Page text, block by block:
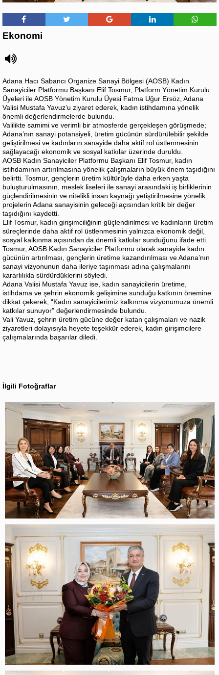
Ekonomi
Adana Hacı Sabancı Organize Sanayi Bölgesi (AOSB) Kadın
Sanayiciler Platformu Başkanı Elif Tosmur, Platform Yönetim Kurulu
Üyeleri ile AOSB Yönetim Kurulu Üyesi Fatma Uğur Ersöz, Adana
Valisi Mustafa Yavuz’u ziyaret ederek, kadın istihdamına yönelik
önemli değerlendirmelerde bulundu.
Valilikte samimi ve verimli bir atmosferde gerçekleşen görüşmede;
Adana’nın sanayi potansiyeli, üretim gücünün sürdürülebilir şekilde
geliştirilmesi ve kadınların sanayide daha aktif rol üstlenmesinin
sağlayacağı ekonomik ve sosyal katkılar üzerinde duruldu.
AOSB Kadın Sanayiciler Platformu Başkanı Elif Tosmur, kadın
istihdamının artırılmasına yönelik çalışmaların büyük önem taşıdığını
belirtti. Tosmur, gençlerin üretim kültürüyle daha erken yaşta
buluşturulmasının, meslek liseleri ile sanayi arasındaki iş birliklerinin
güçlendirilmesinin ve nitelikli insan kaynağı yetiştirilmesine yönelik
projelerin Adana sanayisinin geleceği açısından kritik bir değer
taşıdığını kaydetti.
Elif Tosmur, kadın girişimciliğinin güçlendirilmesi ve kadınların üretim
süreçlerinde daha aktif rol üstlenmesinin yalnızca ekonomik değil,
sosyal kalkınma açısından da önemli katkılar sunduğunu ifade etti.
Tosmur, AOSB Kadın Sanayiciler Platformu olarak sanayide kadın
gücünün artırılması, gençlerin üretime kazandırılması ve Adana’nın
sanayi vizyonunun daha ileriye taşınması adına çalışmalarını
kararlılıkla sürdürdüklerini söyledi.
Adana Valisi Mustafa Yavuz ise, kadın sanayicilerin üretime,
istihdama ve şehrin ekonomik gelişimine sunduğu katkının önemine
dikkat çekerek, “Kadın sanayicilerimiz kalkınma vizyonumuza önemli
katkılar sunuyor” değerlendirmesinde bulundu.
Vali Yavuz, şehrin üretim gücüne değer katan çalışmaları ve nazik
ziyaretleri dolayısıyla heyete teşekkür ederek, kadın girişimcilere
çalışmalarında başarılar diledi.
İlgili Fotoğraflar